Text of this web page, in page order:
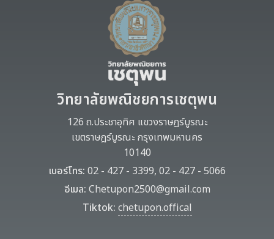
วิทยาลัยพณิชยการเชตุพน
126 ถ.ประชาอุทิศ แขวงราษฎร์บูรณะ
เขตราษฎร์บูรณะ กรุงเทพมหานคร
10140
เบอร์โทร: 02 - 427 - 3399, 02 - 427 - 5066
อีเมล: Chetupon2500@gmail.com
Tiktok: chetupon.offical